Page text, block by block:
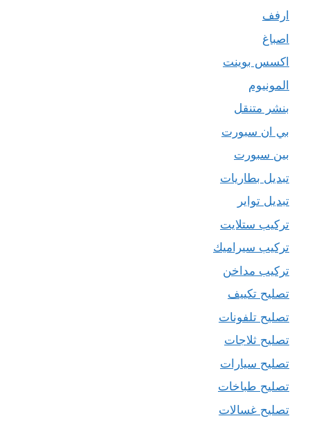
ارفف
اصباغ
اكسس بوينت
المونيوم
بنشر متنقل
بي ان سبورت
بين سبورت
تبديل بطاريات
تبديل تواير
تركيب ستلايت
تركيب سيراميك
تركيب مداخن
تصليح تكييف
تصليح تلفونات
تصليح ثلاجات
تصليح سيارات
تصليح طباخات
تصليح غسالات